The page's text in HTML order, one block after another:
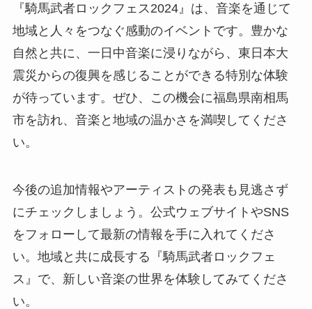
『騎馬武者ロックフェス2024』は、音楽を通じて
地域と人々をつなぐ感動のイベントです。豊かな
自然と共に、一日中音楽に浸りながら、東日本大
震災からの復興を感じることができる特別な体験
が待っています。ぜひ、この機会に福島県南相馬
市を訪れ、音楽と地域の温かさを満喫してくださ
い。
今後の追加情報やアーティストの発表も見逃さず
にチェックしましょう。公式ウェブサイトやSNS
をフォローして最新の情報を手に入れてくださ
い。地域と共に成長する『騎馬武者ロックフェ
ス』で、新しい音楽の世界を体験してみてくださ
い。